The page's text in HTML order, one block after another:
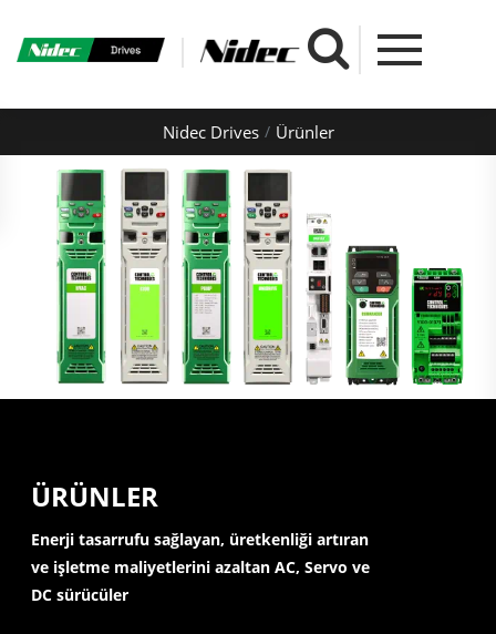
Nidec Drives Ürünler
ÜRÜNLER
Enerji tasarrufu sağlayan, üretkenliği artıran
ve işletme maliyetlerini azaltan AC, Servo ve
DC sürücüler